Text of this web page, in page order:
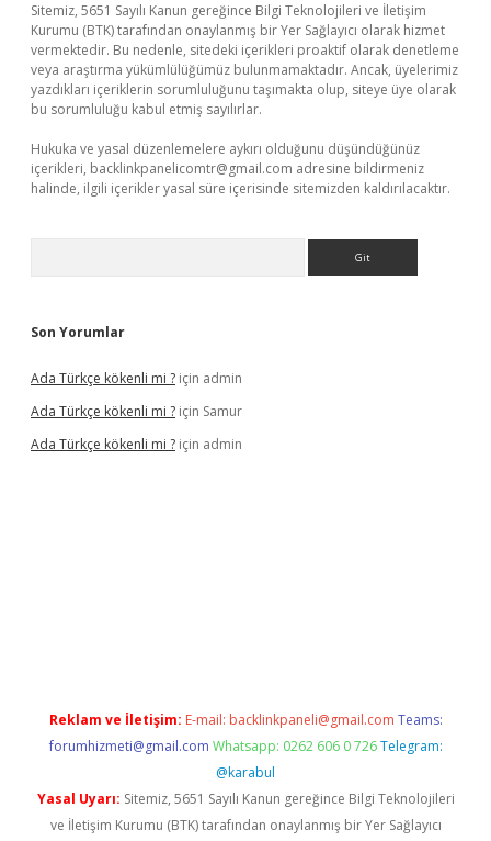
Sitemiz, 5651 Sayılı Kanun gereğince Bilgi Teknolojileri ve İletişim
Kurumu (BTK) tarafından onaylanmış bir Yer Sağlayıcı olarak hizmet
vermektedir. Bu nedenle, sitedeki içerikleri proaktif olarak denetleme
veya araştırma yükümlülüğümüz bulunmamaktadır. Ancak, üyelerimiz
yazdıkları içeriklerin sorumluluğunu taşımakta olup, siteye üye olarak
bu sorumluluğu kabul etmiş sayılırlar.
Hukuka ve yasal düzenlemelere aykırı olduğunu düşündüğünüz
içerikleri, backlinkpanelicomtr@gmail.com adresine bildirmeniz
halinde, ilgili içerikler yasal süre içerisinde sitemizden kaldırılacaktır.
Son Yorumlar
Ada Türkçe kökenli mi ? için admin
Ada Türkçe kökenli mi ? için Samur
Ada Türkçe kökenli mi ? için admin
Reklam ve İletişim: E-mail: backlinkpaneli@gmail.com Teams:
forumhizmeti@gmail.com Whatsapp: 0262 606 0 726 Telegram:
@karabul
Yasal Uyarı: Sitemiz, 5651 Sayılı Kanun gereğince Bilgi Teknolojileri
ve İletişim Kurumu (BTK) tarafından onaylanmış bir Yer Sağlayıcı